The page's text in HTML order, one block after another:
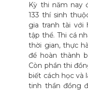
Kỳ thi năm nay
133 thí sinh
gia tranh tài với
tập thể. Thi cá
thời gian, thực
để hoàn thành
Còn phần thi
biết cách học và
tinh thần đồng